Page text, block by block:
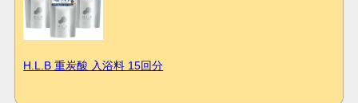
H.L.B 重炭酸 入浴料 15回分